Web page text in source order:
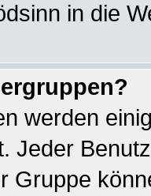
in die
werden
Jeder
Gruppe